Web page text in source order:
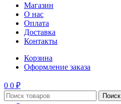
Магазин
О нас
Оплата
Доставка
Контакты
Корзина
Оформление заказа
0 0 ₽
Поиск